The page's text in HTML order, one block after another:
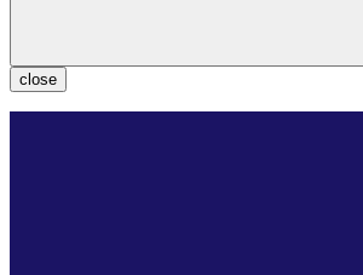
close